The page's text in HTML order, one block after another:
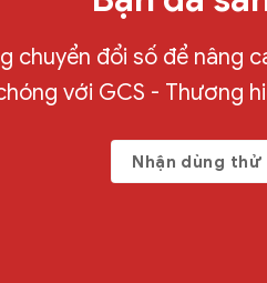
chuyển đổi số để nâng
với GCS - Thương
Nhận dùng thử